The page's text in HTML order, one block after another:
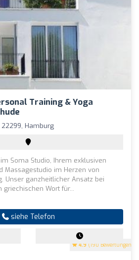
Training & Yoga
4.9 (190 Bewertungen)
Hamburg
Soma Studio, Ihrem exklusiven
Massagestudio im Herzen von
Unser ganzheitlicher Ansatz bei
Wort für...
siehe Telefon